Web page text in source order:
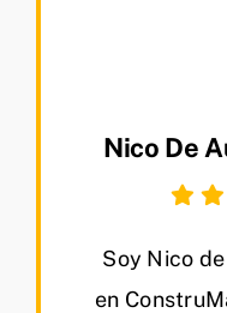
Nico De
Soy Nico
en